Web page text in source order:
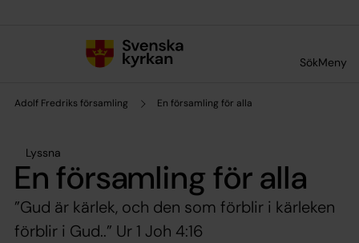
SökMeny
Adolf Fredriks församling En församling för alla
Lyssna
En församling för alla
”Gud är kärlek, och den som förblir i kärleken
förblir i Gud..” Ur 1 Joh 4:16